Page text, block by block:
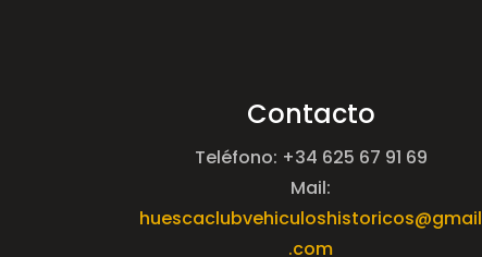
Contacto
Teléfono: +34 625 67 91 69
Mail:
huescaclubvehiculoshistoricos@gmail
.com